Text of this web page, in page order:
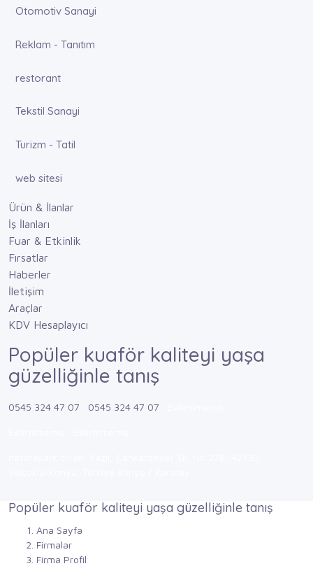
Otomotiv Sanayi
Reklam - Tanıtım
restorant
Tekstil Sanayi
Turizm - Tatil
web sitesi
Ürün & İlanlar
İş İlanları
Fuar & Etkinlik
Fırsatlar
Haberler
İletişim
Araçlar
KDV Hesaplayıcı
Popüler kuaför kaliteyi yaşa
güzelliğinle tanış
0545 324 47 07 0545 324 47 07
Popüler kuaför kaliteyi yaşa güzelliğinle tanış
Ana Sayfa
Firmalar
Firma Profil